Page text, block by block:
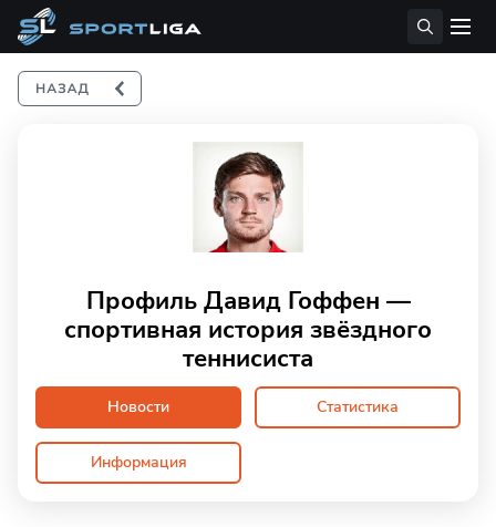
Профиль Давид Гоффен —
спортивная история звёздного
теннисиста
Новости Статистика
Информация